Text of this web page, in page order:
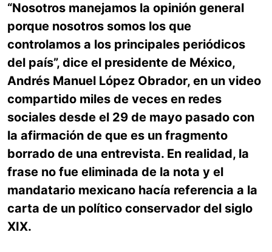
“Nosotros manejamos la opinión general
porque nosotros somos los que
controlamos a los principales periódicos
del país”, dice el presidente de México,
Andrés Manuel López Obrador, en un video
compartido miles de veces en redes
sociales desde el 29 de mayo pasado con
la afirmación de que es un fragmento
borrado de una entrevista. En realidad, la
frase no fue eliminada de la nota y el
mandatario mexicano hacía referencia a la
carta de un político conservador del siglo
XIX.